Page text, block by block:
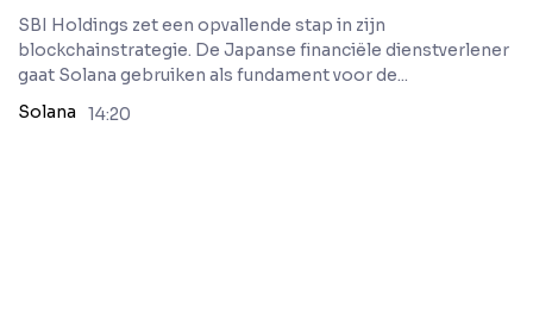
SBI Holdings zet een opvallende stap in zijn
blockchainstrategie. De Japanse financiële dienstverlener
gaat Solana gebruiken als fundament voor de...
Solana
14:20